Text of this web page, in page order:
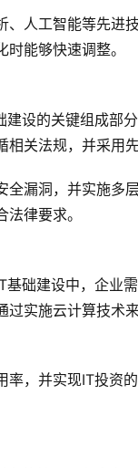
人工智能等先进
能够快速调整。
设的关键组成部
关法规，并采用
漏洞，并实施多
律要求。
础建设中，企业
实施云计算技术
，并实现IT投资